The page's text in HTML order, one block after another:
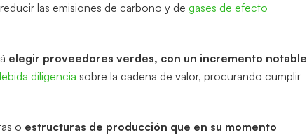
las emisiones de carbono y degases de efecto
elegir proveedores verdes, con un incremento notable
diligencia sobre la cadena de valor, procurando cumplir
o estructuras de producción que en su momento